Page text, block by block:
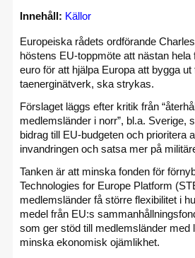
Innehåll: Källor
Europeiska rådets ordförande
höstens EU-toppmöte att nästan hela
euro för att hjälpa Europa att bygga ut
taenerginätverk, ska strykas.
Förslaget läggs efter kritik från
medlemsländer i norr”, bl.a. Sverige,
bidrag till EU-budgeten och prioritera
invandringen och satsa mer på
Tanken är att minska fonden för
Technologies for Europe Platform
medlemsländer få större flexibilitet i
medel från EU:s
som ger stöd till medlemsländer med
minska ekonomisk ojämlikhet.